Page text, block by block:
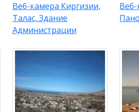
Веб-камера Киргизии,
Талас, Здание
Администрации